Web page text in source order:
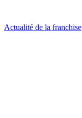
Actualité de la franchise